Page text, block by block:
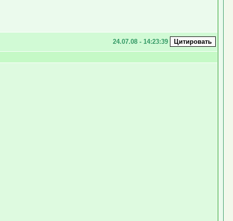
24.07.08 - 14:23:39